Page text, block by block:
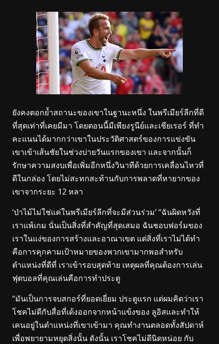
ยังคงตอกย้ำสถานะของเขาในฐานะหนึ่ง ในพรีเมียร์ลีกที่ดี
ที่สุดเท่าที่เคยมีมา โดยตอนนี้มีเพียงรูนีย์และเชียเรอร์ ที่ทำ
คะแนนได้มากกว่าเขาในประวัติศาสตร์ของการแข่งขัน
เขาเข้าเส้นชัยในช่วงบ่ายวันแรกของเขา และจากนั้นก็
รักษาความสงบเพื่อเพิ่มอีกหนึ่งวินาทีด้วยการเคลื่อนไหวที่
ดีในกล่อง โดยไม่สะทกสะท้านกับการพลาดที่หายากของ
เขาจากระยะ 12 หลา
‘ป่าไม้ไม่ใช่แค่ในพรีเมียร์ลีกที่จะมีส่วนร่วม’ “ฉันผิดหวังที่
เราแพ้เกม นั่นเป็นสิ่งที่สำคัญที่สุดเสมอ ฉันชอบฟอร์มของ
เราในแง่ของการสร้างและอาณาเขต แต่สิ่งที่เราไม่ได้ทำ
คือการคุกคามเป้าหมายของพวกเขามากพอสำหรับ
ตำแหน่งที่ดีที่ เราเข้ารอบสุดท้าย เหตุผลที่คุณต้องการเล่น
ฟุตบอลที่คุณเล่นคือการทำประตู
“มันเป็นการจบสกอร์ที่ยอดเยี่ยม ประตูแรก แต่ผมคิดว่าเรา
โชคไม่ดีกับสื่อที่เด้งออกจากหน้าแข้งของ ลูอิสและทำให้
เคนอยู่ในตำแหน่งที่เขาเข้ามา คุณทำงานตลอดทั้งสัปดาห์
เพื่อพยายามหยุดสิ่งนั้น ดังนั้น เราโชคไม่ดีนิดหน่อย กับ